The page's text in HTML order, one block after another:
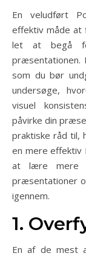
En veludført Powerpoint præsentation kan være en
effektiv måde at
let at begå
præsentationen.
som du bør
undersøge,
visuel
påvirke din
praktiske råd til,
en mere
at lære mere
præsentationer
igennem.
1.
En af de mest